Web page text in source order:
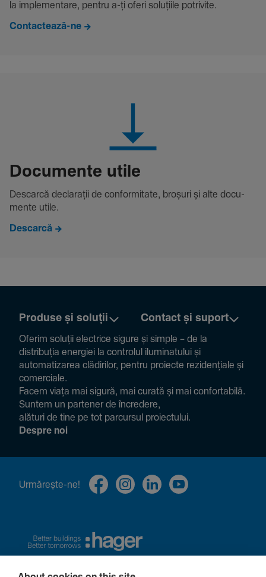
la imple­men­tare, pentru a-ți oferi solu­țiile potri­vite.
Contactează-ne
Docu­mente utile
Descarcă decla­rații de conformitate, broșuri și alte docu­
mente utile.
Descarcă
Produse și soluții Contact și suport
Oferim soluții electrice sigure și simple – de la
distribuția energiei la controlul ilumi­na­tului și
auto­ma­ti­zarea clădi­rilor, pentru proiecte rezi­den­țiale și
comer­ciale.
Facem viața mai sigură, mai curată și mai confor­ta­bilă.
Suntem un partener de încre­dere,
alături de tine pe tot parcursul proiec­tului.
Despre noi
Urmă­rește-ne!